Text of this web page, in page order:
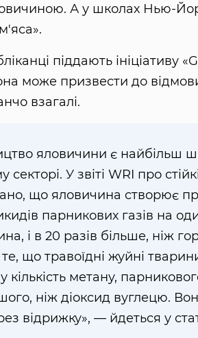
А у школах Нью-
піддають ініціативу
може призвести до
взагалі.
яловичини є найбільш
секторі. У звіті WRI про
що яловичина створює
парникових газів на
і в 20 разів більше, ніж
що травоїдні жуйні
кількість метану,
ніж діоксид вуглецю.
відрижку», — йдеться у